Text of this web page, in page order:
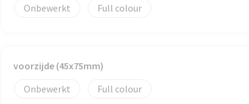
Onbewerkt
Full colour
voorzijde (45x75mm)
Onbewerkt
Full colour